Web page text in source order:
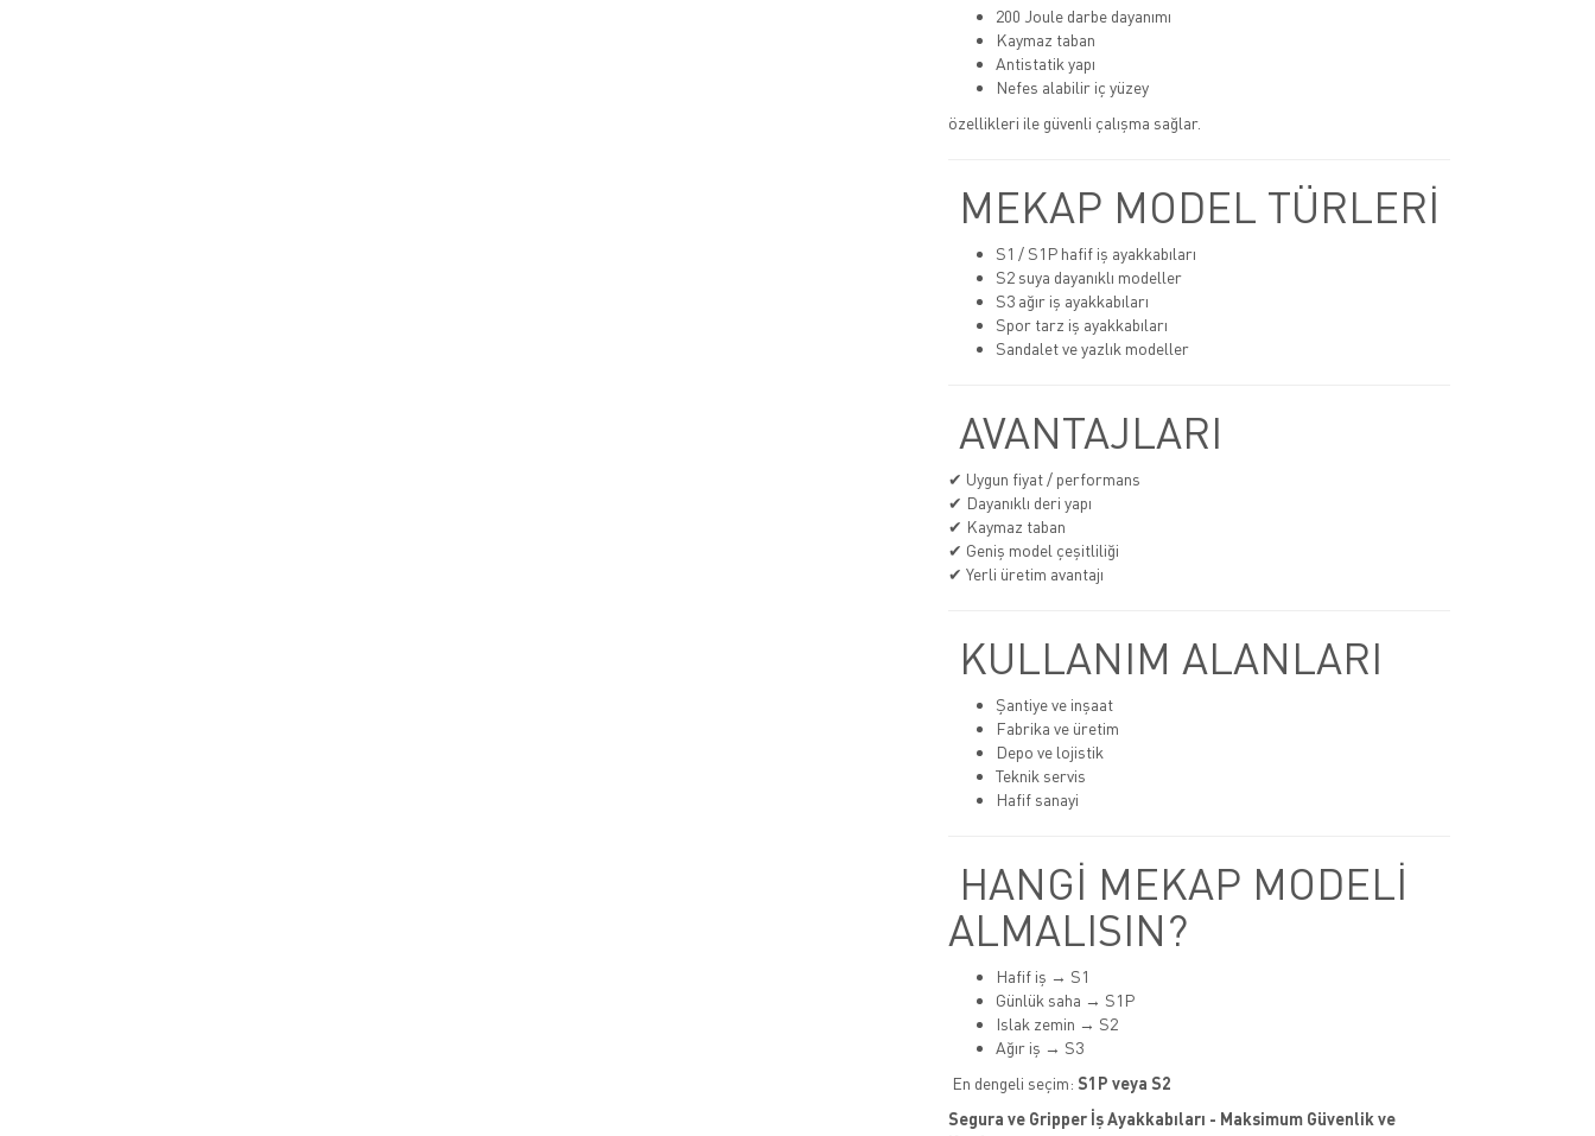
200 Joule darbe dayanımı
Kaymaz taban
Antistatik yapı
Nefes alabilir iç yüzey
özellikleri ile güvenli çalışma sağlar.
MEKAP MODEL TÜRLERİ
S1 / S1P hafif iş ayakkabıları
S2 suya dayanıklı modeller
S3 ağır iş ayakkabıları
Spor tarz iş ayakkabıları
Sandalet ve yazlık modeller
AVANTAJLARI
✔ Uygun fiyat / performans
✔ Dayanıklı deri yapı
✔ Kaymaz taban
✔ Geniş model çeşitliliği
✔ Yerli üretim avantajı
KULLANIM ALANLARI
Şantiye ve inşaat
Fabrika ve üretim
Depo ve lojistik
Teknik servis
Hafif sanayi
HANGİ MEKAP MODELİ
ALMALISIN?
Hafif iş → S1
Günlük saha → S1P
Islak zemin → S2
Ağır iş → S3
En dengeli seçim: S1P veya S2
Segura ve Gripper İş Ayakkabıları - Maksimum Güvenlik ve